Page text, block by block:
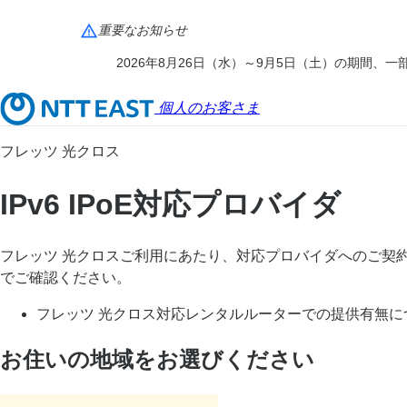
重要なお知らせ
2026年8月26日（水）～9月5日（土）の期間、一
個人のお客さま
フレッツ 光クロス
IPv6 IPoE対応プロバイダ
フレッツ 光クロスご利用にあたり、対応プロバイダへのご
でご確認ください。
フレッツ 光クロス対応レンタルルーターでの提供有無
お住いの地域をお選びください